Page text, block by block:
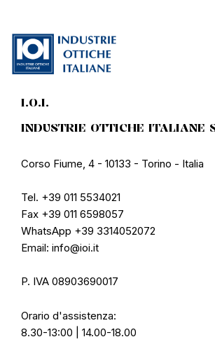
I.O.I.
INDUSTRIE OTTICHE ITALIANE
Corso Fiume, 4 - 10133 - Torino - Italia
Tel. +39 011 5534021
Fax +39 011 6598057
WhatsApp +39 3314052072
Email: info@ioi.it
P. IVA 08903690017
Orario d'assistenza:
8.30-13:00 | 14.00-18.00